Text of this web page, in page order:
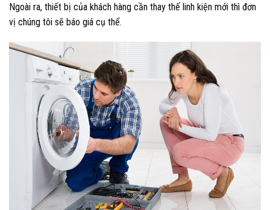
Ngoài ra, thiết bị của khách hàng cần thay thế linh kiện mới thì đơn
vị chúng tôi sẽ báo giá cụ thể.